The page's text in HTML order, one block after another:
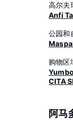
高尔夫
Anfi
公园和
购物区
CITA
阿马